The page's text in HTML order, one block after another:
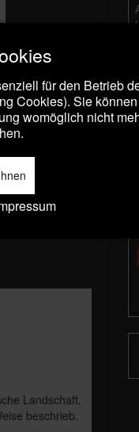
Landschaft,
beschrieb.
für den Betrieb
Cookies). Sie
womöglich nicht